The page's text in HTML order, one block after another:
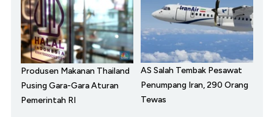
Produsen Makanan Thailand
Pusing Gara-Gara Aturan
Pemerintah RI
AS Salah Tembak Pesawat
Penumpang Iran, 290 Orang
Tewas